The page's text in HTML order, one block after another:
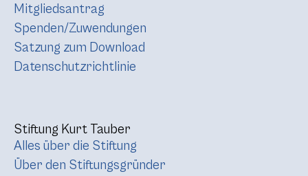
Mitgliedsantrag
Spenden/Zuwendungen
Satzung zum Download
Datenschutzrichtlinie
Stiftung Kurt Tauber
Alles über die Stiftung
Über den Stiftungsgründer